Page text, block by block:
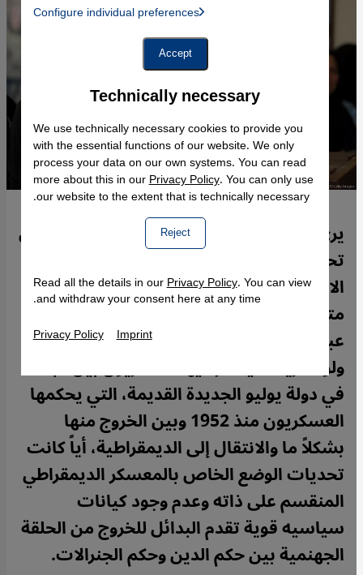
يري الباحث المصري عاطف بطرس العطار في
تحلليه التالي لموقع قنطرة أن معركة
الانتخابات الرئاسية في مصر هي معركة غير
متوازنة وتكاد تكون محسومة لمرشح الدولة
عبد الفتاح السيسي، ولكن تبقى هناك فرصة،
ولو نظرياً، سيختار فيها المصريون بين البقاء
في دولة يوليو الجديدة القديمة، التي يحكمها
العسكريون منذ 1952 وبين الخروج منها
بشكلاً ما والانتقال إلى الديمقراطية، أياً كانت
تحديات الوضع الخاص بالمعسكر الديمقراطي
المنقسم على ذاته وعدم وجود كيانات
سياسيه قوية تقدم البدائل للخروج من الحلقة
الجهنمية بين حكم الدين وحكم الجنرالات.
Technically necessary
We use technically necessary cookies to provide you
with the essential functions of our website. We only
process your data on our own systems. You can read
more about this in ourPrivacy Policy. You can only use
our website to the extent that is technically necessary.
Reject
Instagram Embed, Twitter Embed, Youtube Embed
Facebook Embed / Facebook Connect
Google Maps Embed
Configure individual preferences
Accept
Read all the details in ourPrivacy Policy. You can view
and withdraw your consent here at any time.
Privacy Policy Imprint